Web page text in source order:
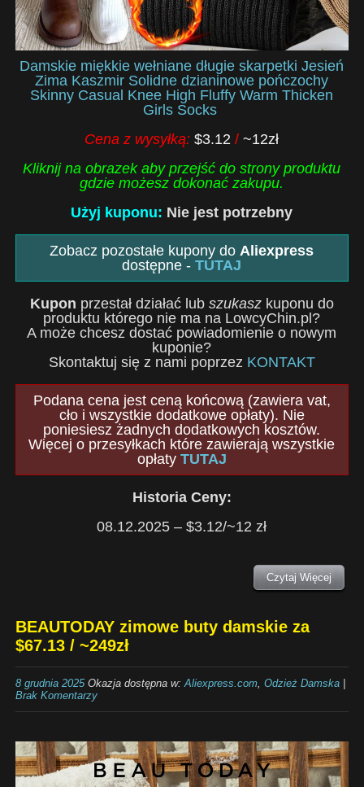
Damskie miękkie wełniane długie skarpetki Jesień
Zima Kaszmir Solidne dzianinowe pończochy
Skinny Casual Knee High Fluffy Warm Thicken
Girls Socks
Cena z wysyłką:$3.12/~12zł
Kliknij na obrazek aby przejść do strony produktu
gdzie możesz dokonać zakupu.
Użyj kuponu: Nie jest potrzebny
Zobacz pozostałe kupony doAliexpress
dostępne -TUTAJ
Kupon przestał działać lub szukaszkuponu do
produktu którego nie ma na LowcyChin.pl?
A może chcesz dostać powiadomienie o nowym
kuponie?
Skontaktuj się z nami poprzez KONTAKT
Podana cena jest ceną końcową (zawiera vat,
cło i wszystkie dodatkowe opłaty). Nie
poniesiesz żadnych dodatkowych kosztów.
Więcej o przesyłkach które zawierają wszystkie
opłaty TUTAJ
Historia Ceny:
08.12.2025 – $3.12/~12 zł
Czytaj Więcej
BEAUTODAY zimowe buty damskie za
$67.13 / ~249zł
8 grudnia 2025Okazja dostępna w:Aliexpress.com, Odzież Damska|
Brak Komentarzy